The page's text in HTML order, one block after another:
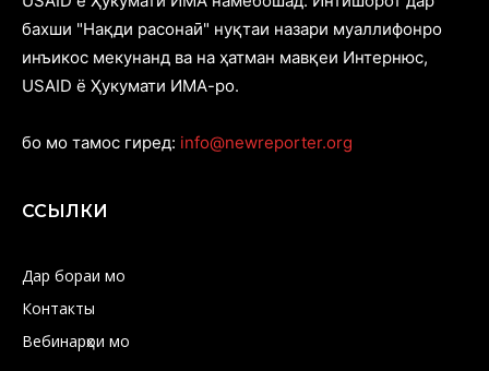
бахши "Нақди расонаӣ" нуқтаи назари муаллифонро
инъикос мекунанд ва на ҳатман мавқеи Интернюс,
USAID ё Ҳукумати ИМА-ро.
бо мо тамос гиред: info@newreporter.org
ССЫЛКИ
Дар бораи мо
Контакты
Вебинарҳои мо